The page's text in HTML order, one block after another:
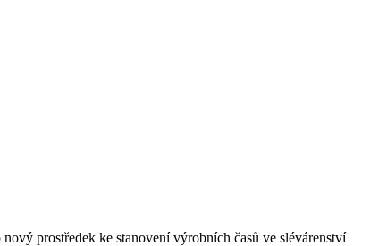
prostředek ke stanovení výrobních časů ve slévárenství